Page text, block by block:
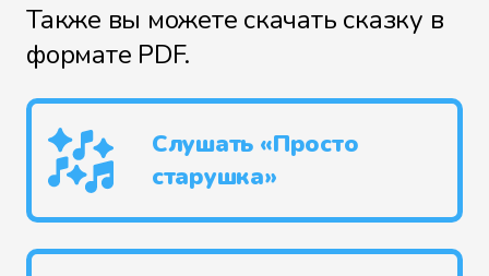
Также вы можете скачать сказку в
формате PDF.
Слушать «Просто
старушка»